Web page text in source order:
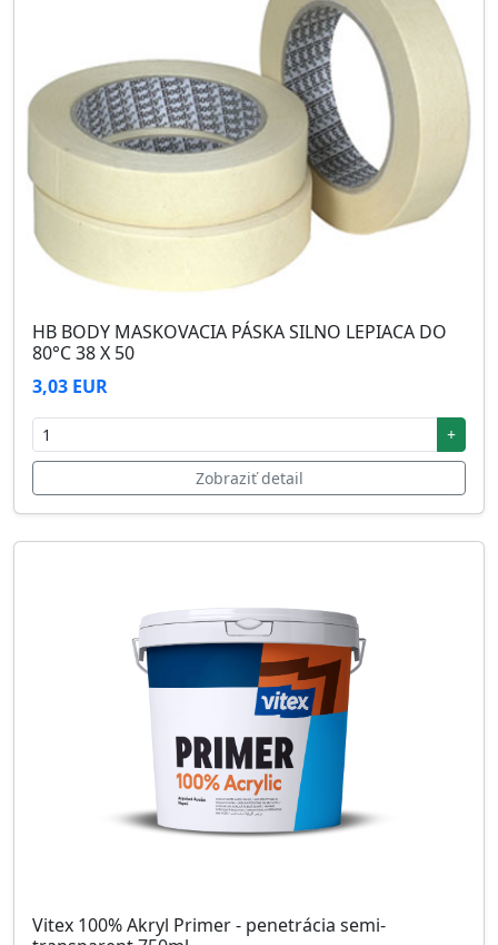
HB BODY MASKOVACIA PÁSKA SILNO LEPIACA DO
80°C 38 X 50
3,03 EUR
+
Zobraziť detail
Vitex 100% Akryl Primer - penetrácia semi-